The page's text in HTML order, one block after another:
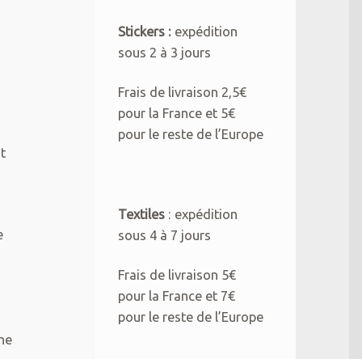
Stickers : expédition
sous 2 à 3 jours
Frais de livraison 2,5€
pour la France et 5€
pour le reste de l’Europe
Textiles : expédition
sous 4 à 7 jours
Frais de livraison 5€
pour la France et 7€
pour le reste de l’Europe